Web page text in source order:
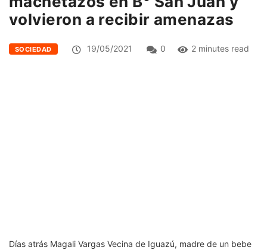
volvieron a recibir amenazas
SOCIEDAD 19/05/2021 0 2 minutes read
Días atrás Magali Vargas Vecina de Iguazú, madre de un bebe